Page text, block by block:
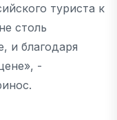
туриста к
столь
и благодаря
-